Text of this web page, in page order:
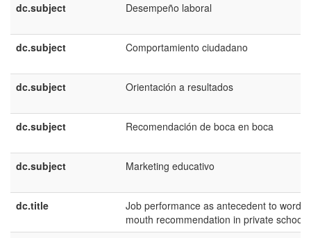
dc.subject Desempeño laboral
dc.subject Comportamiento ciudadano
dc.subject Orientación a resultados
dc.subject Recomendación de boca en boca
dc.subject Marketing educativo
dc.title
Job performance as antecedent to word-
mouth recommendation in private schools